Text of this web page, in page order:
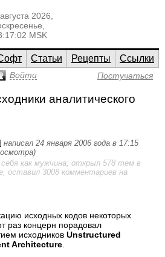
2026,
MSK
Статьи Рецепты
Ссылки
Войти Постучаться
аналитического
написал 24 января 2006 года в 17:15
как мужчина; открыл 578 тем в
оставил 3008 комментариев на
исходных кодов некоторых
раз концерн порадовал
исходников Unstructured
Architecture